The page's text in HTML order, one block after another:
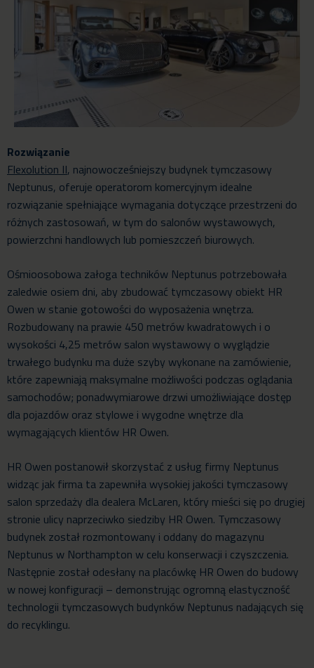
Rozwiązanie
Flexolution II, najnowocześniejszy budynek tymczasowy
Neptunus, oferuje operatorom komercyjnym idealne
rozwiązanie spełniające wymagania dotyczące przestrzeni do
różnych zastosowań, w tym do salonów wystawowych,
powierzchni handlowych lub pomieszczeń biurowych.
Ośmioosobowa załoga techników Neptunus potrzebowała
zaledwie osiem dni, aby zbudować tymczasowy obiekt HR
Owen w stanie gotowości do wyposażenia wnętrza.
Rozbudowany na prawie 450 metrów kwadratowych i o
wysokości 4,25 metrów salon wystawowy o wyglądzie
trwałego budynku ma duże szyby wykonane na zamówienie,
które zapewniają maksymalne możliwości podczas oglądania
samochodów; ponadwymiarowe drzwi umożliwiające dostęp
dla pojazdów oraz stylowe i wygodne wnętrze dla
wymagających klientów HR Owen.
HR Owen postanowił skorzystać z usług firmy Neptunus
widząc jak firma ta zapewniła wysokiej jakości tymczasowy
salon sprzedaży dla dealera McLaren, który mieści się po drugiej
stronie ulicy naprzeciwko siedziby HR Owen. Tymczasowy
budynek został rozmontowany i oddany do magazynu
Neptunus w Northampton w celu konserwacji i czyszczenia.
Następnie został odesłany na placówkę HR Owen do budowy
w nowej konfiguracji – demonstrując ogromną elastyczność
technologii tymczasowych budynków Neptunus nadających się
do recyklingu.